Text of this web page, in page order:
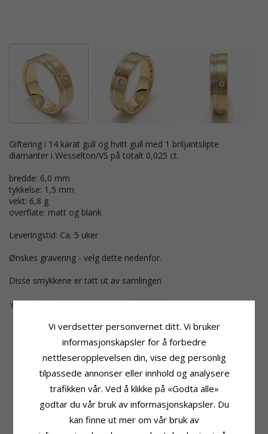
giftering i 14 karat gull og hvitt gull med 1 briljantslipte
diamanter i Wesselton/VS på totalt 0,025 ct.
bredde: 6,0 mm
tykkelse: 1,5 mm
vekt: 6,8 g
overflate: matt og blank
Leveringstid: Ca. 5 uker
Ønskes gravering - velg dette nedenfor.
Disse smykkene er tatt ut av samlingen
Produktinformasjon
Adjektiv:Matt
Tofarget
Briljant
Ringtype: Giftering
Stein
Antall:1
Briljantslipt
Sten: Diamant
Diamantfarge:Wesselton
Diamantklarhet: VS
Vi verdsetter personvernet ditt. Vi bruker
informasjonskapsler for å forbedre
nettleseropplevelsen din, vise deg personlig
tilpassede annonser eller innhold og analysere
trafikken vår. Ved å klikke på «Godta alle»
godtar du vår bruk av informasjonskapsler. Du
kan finne ut mer om vår bruk av